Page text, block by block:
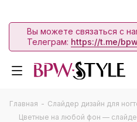
Вы можете связаться с
Телеграм: https://t.me/
Главная - Слайдер дизайн для
Цветные на любой фон —